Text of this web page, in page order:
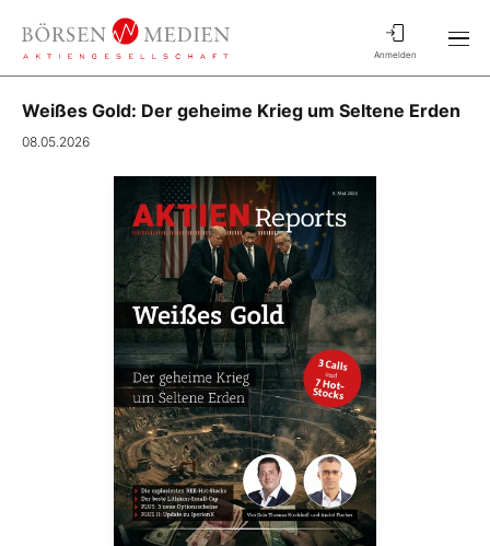
Anmelden
Weißes Gold: Der geheime Krieg um Seltene Erden
08.05.2026